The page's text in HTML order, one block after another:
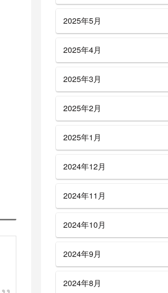
2025年5月
2025年4月
2025年3月
2025年2月
2025年1月
2024年12月
2024年11月
2024年10月
2024年9月
2024年8月